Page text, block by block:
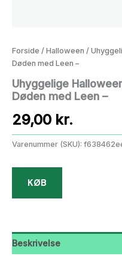
Forside / Halloween /
Døden med Leen –
Uhyggelige
Døden med Leen –
29,00 kr.
Varenummer (SKU):
KØB
Beskrivelse